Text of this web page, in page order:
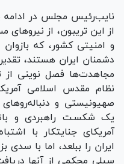
نایب‌رئیس مجلس در ادامه
از این تریبون، از
و امنیتی کشور، که
دشمنان ایران هستند،
مجاهدت‌ها فصل نوینی از
نظام مقدس اسلامی
صهیونیستی و
یک شکسـت راهبردی و
آمریکای جنایتکار با
ایران را ببلعد، اما با
سیلی محکمی از آنها